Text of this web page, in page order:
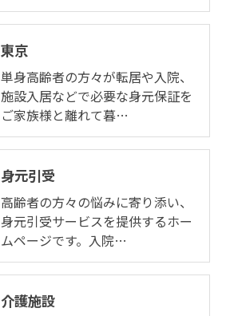
東京
単身高齢者の方々が転居や入院、
施設入居などで必要な身元保証を
ご家族様と離れて暮…
身元引受
高齢者の方々の悩みに寄り添い、
身元引受サービスを提供するホー
ムページです。入院…
介護施設